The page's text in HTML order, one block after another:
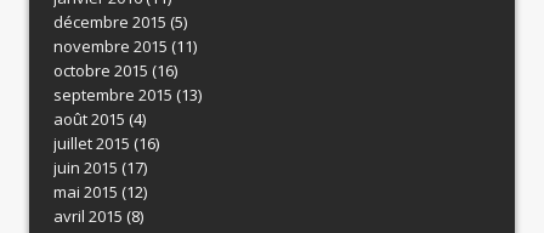
décembre 2015 (5)
novembre 2015 (11)
octobre 2015 (16)
septembre 2015 (13)
août 2015 (4)
juillet 2015 (16)
juin 2015 (17)
mai 2015 (12)
avril 2015 (8)